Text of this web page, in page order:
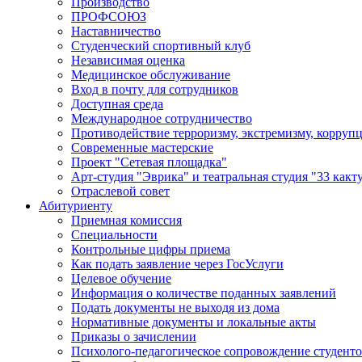
ПРОФСОЮЗ
Наставничество
Студенческий спортивный клуб
Независимая оценка
Медицинское обслуживание
Вход в почту для сотрудников
Доступная среда
Международное сотрудничество
Противодействие терроризму, экстремизму,
Современные мастерские
Проект "Сетевая площадка"
Арт-студия "Эврика" и театральная студия "33
Отраслевой совет
Абитуриенту
Приемная комиссия
Специальности
Контрольные цифры приема
Как подать заявление через ГосУслуги
Целевое обучение
Информация о количестве поданных заявлений
Подать документы не выходя из дома
Нормативные документы и локальные акты
Приказы о зачислении
Психолого-педагогическое сопровождение